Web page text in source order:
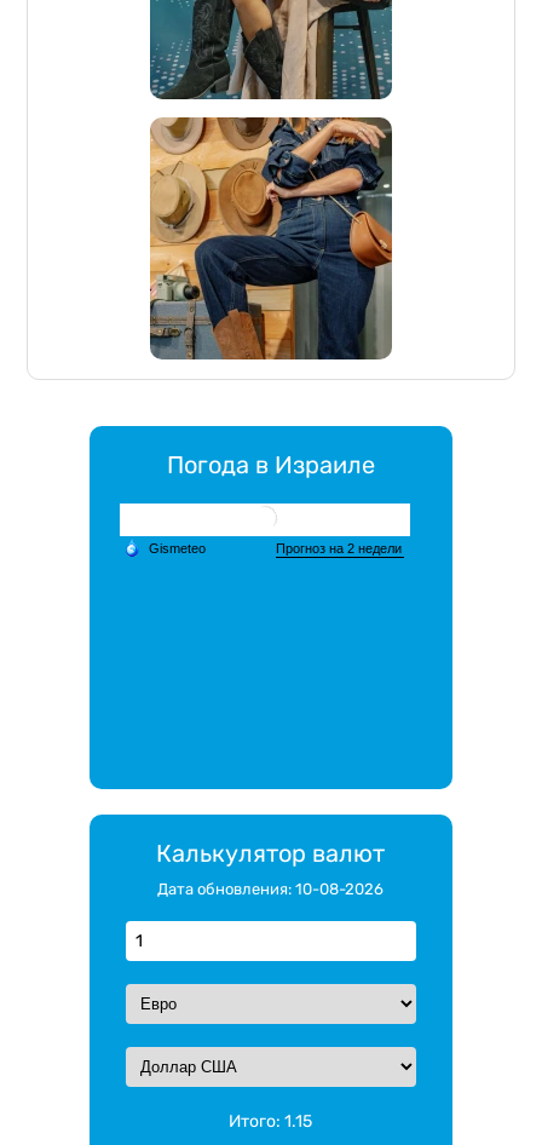
Погода в Израиле
Калькулятор валют
Дата обновления: 10-08-2026
Итого:1.15